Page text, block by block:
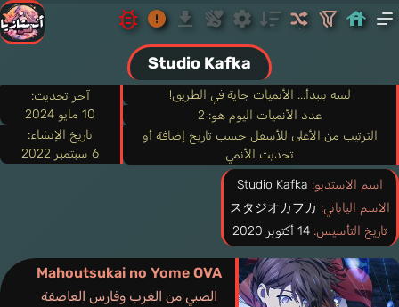
Studio Kafka
لسه بنبدأ... الأنميات جاية في الطريق!
عدد الأنميات اليوم هو: 2
الترتيب من الأعلى للأسفل حسب تاريخ إضافة أو
تحديث الأنمي
آخر تحديث:
10 مايو 2024
تاريخ الإنشاء:
6 سبتمبر 2022
اسم الاستديو:
الاسم الياباني:
تاريخ التأسيس:
Mahoutsukai no Yome OVA
الصبي من الغرب وفارس العاصفة